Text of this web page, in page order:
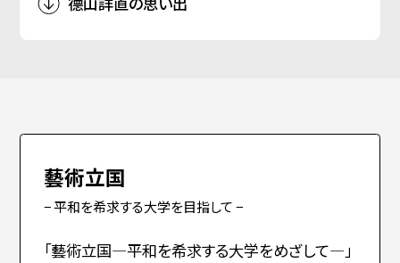
入試情報
藝術立国
− 平和を希求する大学を目指して −
「藝術立国―平和を希求する大学をめざして―」
卒業生
保護者